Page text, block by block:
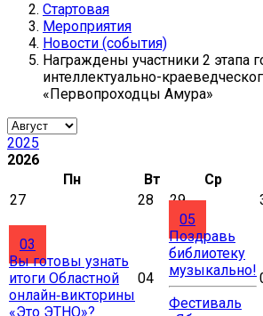
Стартовая
Мероприятия
Новости (события)
Награждены участники 2 этапа
интеллектуально-
«Первопроходцы Амура»
2025
2026
Пн
Вт Ср
27
28 29
03
Вы готовы узнать
итоги Областной
онлайн‑викторины
«Это ЭТНО»?
04
05
Поздравь
библиотеку
музыкально!
Фестиваль